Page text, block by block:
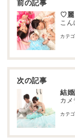
♡麗
カテ
結